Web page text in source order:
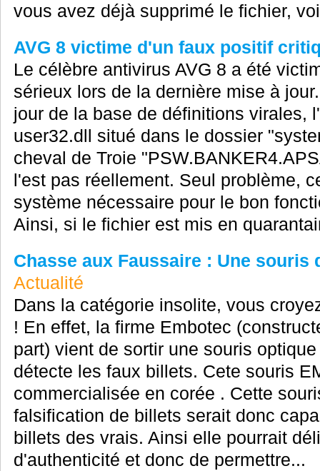
vous avez déjà supprimé le fichier,
AVG 8 victime d'un faux positif
Le célèbre antivirus AVG 8 a été
sérieux lors de la dernière mise à
jour de la base de définitions virales,
user32.dll situé dans le dossier
cheval de Troie
l'est pas réellement. Seul problème,
système nécessaire pour le bon
Ainsi, si le fichier est mis en
Chasse aux Faussaire : Une souris
Actualité
Dans la catégorie insolite, vous
! En effet, la firme Embotec
part) vient de sortir une souris
détecte les faux billets. Cete souris
commercialisée en corée . Cette
falsification de billets serait donc
billets des vrais. Ainsi elle pourrait
d'authenticité et donc de permettre...